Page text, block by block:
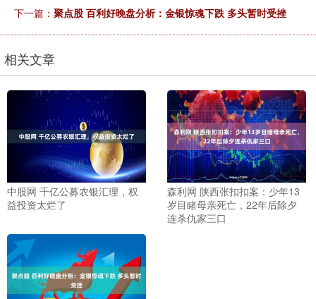
下一篇： 聚点股 百利好晚盘分析：金银惊魂下跌 多头暂时受挫
相关文章
中股网 千亿公募农银汇理，权
益投资太烂了
森利网 陕西张扣扣案：少年13
岁目睹母亲死亡，22年后除夕
连杀仇家三口